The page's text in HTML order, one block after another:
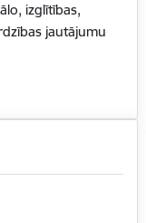
izglītības,
jautājumu